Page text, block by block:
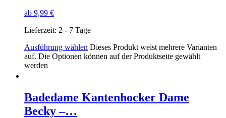
ab 9,99 €
Lieferzeit: 2 - 7 Tage
Ausführung wählen Dieses Produkt weist mehrere Varianten
auf. Die Optionen können auf der Produktseite gewählt
werden
Badedame Kantenhocker Dame
Becky –…